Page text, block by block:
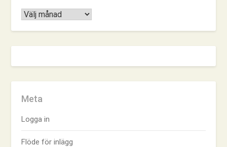
Arkiv
Meta
Logga in
Flöde för inlägg